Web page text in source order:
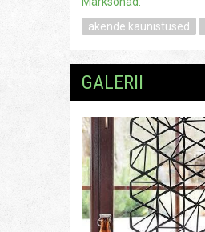
akende kaunistused
GALERII